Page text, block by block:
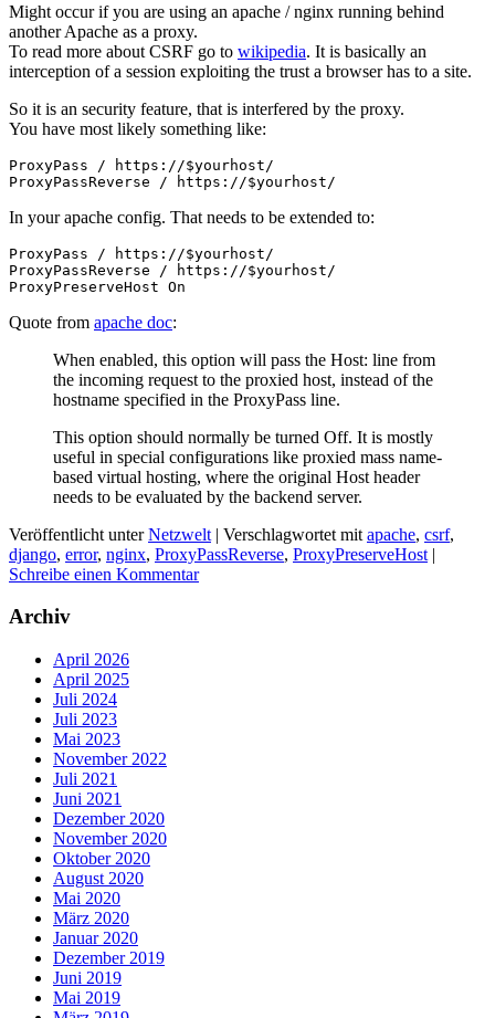
Might occur if you are using an apache / nginx running behind
another Apache as a proxy.
To read more about CSRF go to wikipedia. It is basically an
interception of a session exploiting the trust a browser has to a site.
So it is an security feature, that is interfered by the proxy.
You have most likely something like:
ProxyPass / https://$yourhost/
In your apache config. That needs to be extended to:
ProxyPass / https://$yourhost/
ProxyPassReverse / https://$yourhost/
Quote from apache doc:
When enabled, this option will pass the Host: line from
the incoming request to the proxied host, instead of the
hostname specified in the ProxyPass line.
This option should normally be turned Off. It is mostly
useful in special configurations like proxied mass name-
based virtual hosting, where the original Host header
needs to be evaluated by the backend server.
Veröffentlicht unter Netzwelt | Verschlagwortet mit apache, csrf,
django, error, nginx, ProxyPassReverse, ProxyPreserveHost |
Schreibe einen Kommentar
Archiv
April 2026
April 2025
Juli 2024
Juli 2023
Mai 2023
November 2022
Juli 2021
Juni 2021
Dezember 2020
November 2020
Oktober 2020
August 2020
Mai 2020
März 2020
Januar 2020
Dezember 2019
Juni 2019
Mai 2019